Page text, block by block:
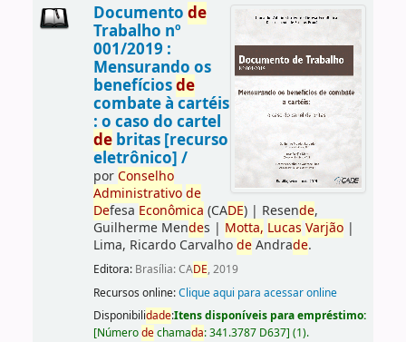
Documento de
Trabalho nº
001/2019 :
Mensurando os
benefíciosde
combate à cartéis
: o caso do cartel
debritas [recurso
eletrônico] /
porConselho
Administrativo de
Defesa Econômica (CADE)| Resende,
Guilherme Mendes | Motta, Lucas Varjão|
Lima, Ricardo CarvalhodeAndrade.
Editora: Brasília: CADE, 2019
Recursos online:Clique aqui para acessar online
Disponibilidade:Itens disponíveis para empréstimo:
[Númerodechamada:341.3787 D637] (1).